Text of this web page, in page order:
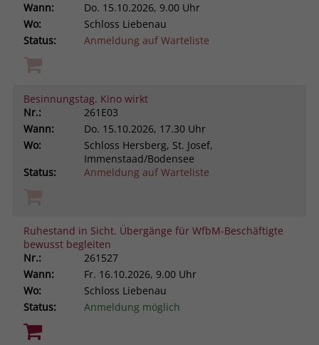
Wann:
Do. 15.10.2026, 9.00 Uhr
Wo:
Schloss Liebenau
Status:
Anmeldung auf Warteliste
Besinnungstag. Kino wirkt
Nr.:
261E03
Wann:
Do. 15.10.2026, 17.30 Uhr
Wo:
Schloss Hersberg, St. Josef,
Immenstaad/Bodensee
Status:
Anmeldung auf Warteliste
Ruhestand in Sicht. Übergänge für WfbM-Beschäftigte
bewusst begleiten
Nr.:
261527
Wann:
Fr. 16.10.2026, 9.00 Uhr
Wo:
Schloss Liebenau
Status:
Anmeldung möglich